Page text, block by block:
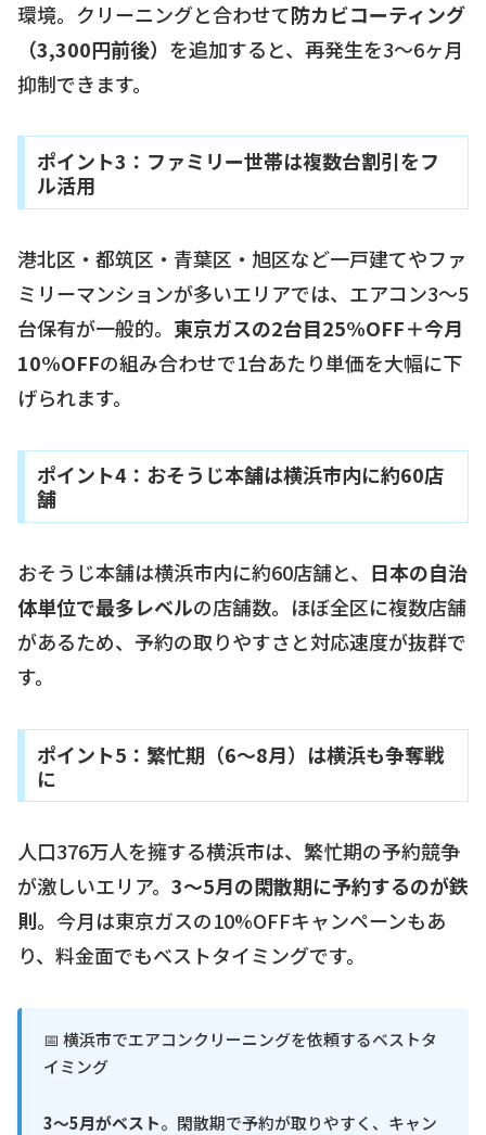
環境。クリーニングと合わせて防カビコーティング
（3,300円前後） を追加すると、再発生を3〜6ヶ月
抑制できます。
ポイント3：ファミリー世帯は複数台割引をフ
ル活用
港北区・都筑区・青葉区・旭区など一戸建てやファ
ミリーマンションが多いエリアでは、エアコン3〜5
台保有が一般的。 東京ガスの2台目25%OFF＋今月
10%OFFの組み合わせで1台あたり単価を大幅に下
げられます。
ポイント4：おそうじ本舗は横浜市内に約60店
舗
おそうじ本舗は横浜市内に約60店舗と、 日本の自治
体単位で最多レベルの店舗数。ほぼ全区に複数店舗
があるため、予約の取りやすさと対応速度が抜群で
す。
ポイント5：繁忙期（6〜8月）は横浜も争奪戦
に
人口376万人を擁する横浜市は、繁忙期の予約競争
が激しいエリア。 3〜5月の閑散期に予約するのが鉄
則。今月は東京ガスの10%OFFキャンペーンもあ
り、料金面でもベストタイミングです。
📅 横浜市でエアコンクリーニングを依頼するベストタ
イミング
3〜5月がベスト。閑散期で予約が取りやすく、キャン